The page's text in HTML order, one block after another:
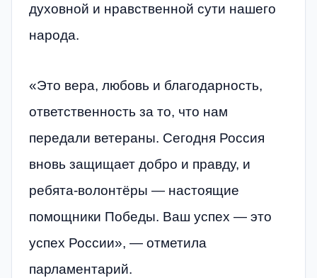
духовной и нравственной сути нашего
народа.
«Это вера, любовь и благодарность,
ответственность за то, что нам
передали ветераны. Сегодня Россия
вновь защищает добро и правду, и
ребята-волонтёры — настоящие
помощники Победы. Ваш успех — это
успех России», — отметила
парламентарий.